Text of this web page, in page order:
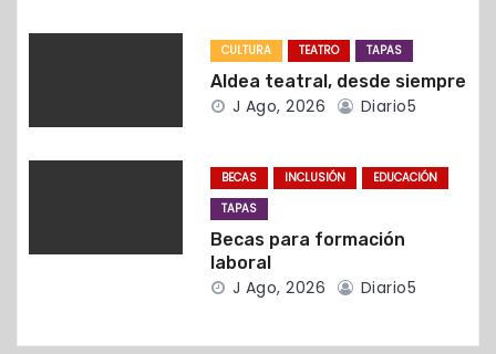
a
CULTURA TEATRO TAPAS
Aldea teatral, desde siempre
J Ago, 2026 Diario5
BECAS INCLUSIÓN
EDUCACIÓN
TAPAS
Becas para formación
laboral
J Ago, 2026 Diario5